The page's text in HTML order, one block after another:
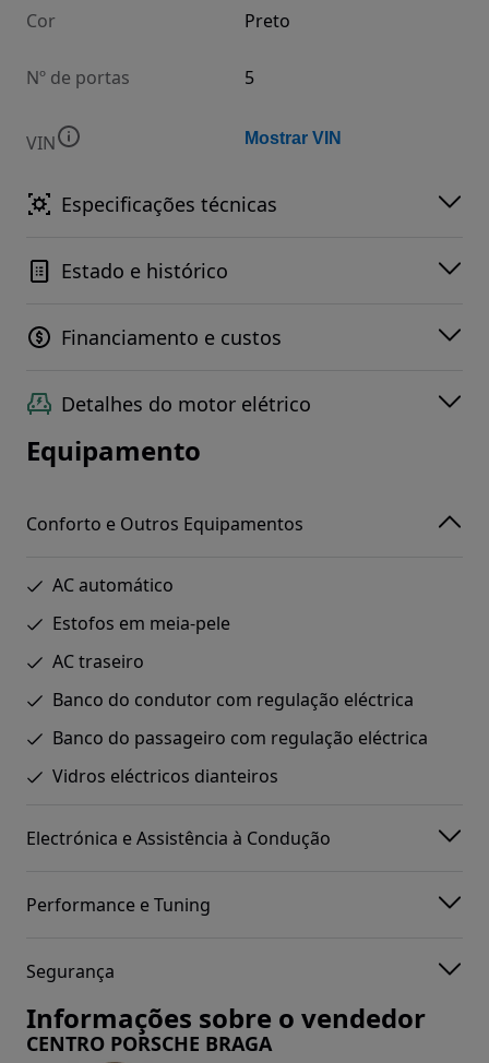
Cor Preto
Nº de portas 5
VIN Mostrar VIN
Especificações técnicas
Estado e histórico
Financiamento e custos
Detalhes do motor elétrico
Equipamento
Conforto e Outros Equipamentos
AC automático
Estofos em meia-pele
AC traseiro
Banco do condutor com regulação eléctrica
Banco do passageiro com regulação eléctrica
Vidros eléctricos dianteiros
Electrónica e Assistência à Condução
Performance e Tuning
Segurança
Informações sobre o vendedor
CENTRO PORSCHE BRAGA